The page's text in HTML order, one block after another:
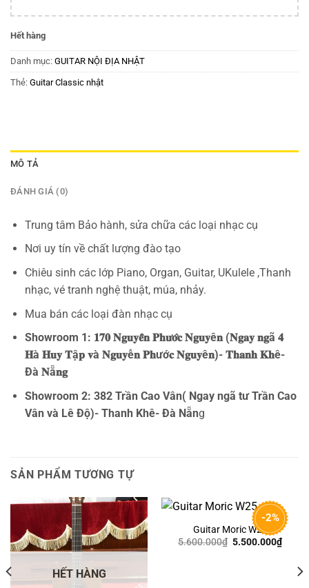
Hết hàng
Danh mục: GUITAR NỘI ĐỊA NHẬT
Thẻ: Guitar Classic nhật
MÔ TẢ
ĐÁNH GIÁ (0)
Trung tâm Bảo hành, sửa chữa các loại nhạc cụ
Nơi uy tín về chất lượng đào tạo
Chiêu sinh các lớp Piano, Organ, Guitar, UKulele ,Thanh
nhạc, vé tranh nghệ thuật, múa, nhảy.
Mua bán các loại đàn nhạc cụ
Showroom 1: 𝟏𝟕𝟎 𝐍𝐠𝐮𝐲𝐞̂̃𝐧 𝐏𝐡𝐮̛𝐨̛́𝐜 𝐍𝐠𝐮𝐲ê𝐧 (𝐍𝐠𝐚𝐲 𝐧𝐠ã 𝟒
𝐇à 𝐇𝐮𝐲 𝐓ậ𝐩 𝐯à 𝐍𝐠𝐮𝐲ễ𝐧 𝐏𝐡ướ𝐜 𝐍𝐠𝐮𝐲ê𝐧)- 𝐓𝐡𝐚𝐧𝐡 𝐊𝐡ê-
Đà 𝐍ẵ𝐧𝐠
Showroom 2: 382 Trần Cao Vân( Ngay ngã tư Trần Cao
Vân và Lê Độ)- Thanh Khê- Đà Nẵng
SẢN PHẨM TƯƠNG TỰ
HẾT HÀNG
-2%
Guitar Moric W25
5.600.000₫ Giá
5.500.000₫Giá
hiện